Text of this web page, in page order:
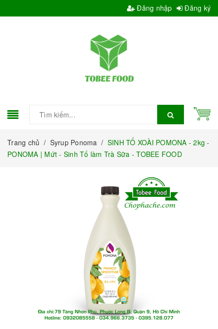
Đăng nhập Đăng ký
Trang chủ / Syrup Ponoma / SINH TỐ XOÀI POMONA - 2kg -
PONOMA | Mứt - Sinh Tố làm Trà Sữa - TOBEE FOOD